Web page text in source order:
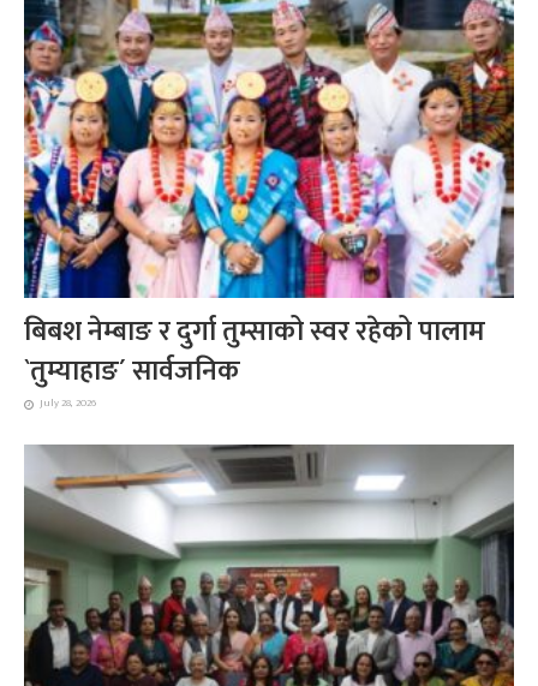
बिबश नेम्बाङ र दुर्गा तुम्साको स्वर रहेको पालाम
`तुम्याहाङ´ सार्वजनिक
July 28, 2026